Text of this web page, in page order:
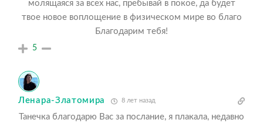
молящаяся за всех нас, пребывай в покое, да будет
твое новое воплощение в физическом мире во благо
Благодарим тебя!
5
Ленара-Златомира 8 лет назад
Танечка благодарю Вас за послание, я плакала, недавно